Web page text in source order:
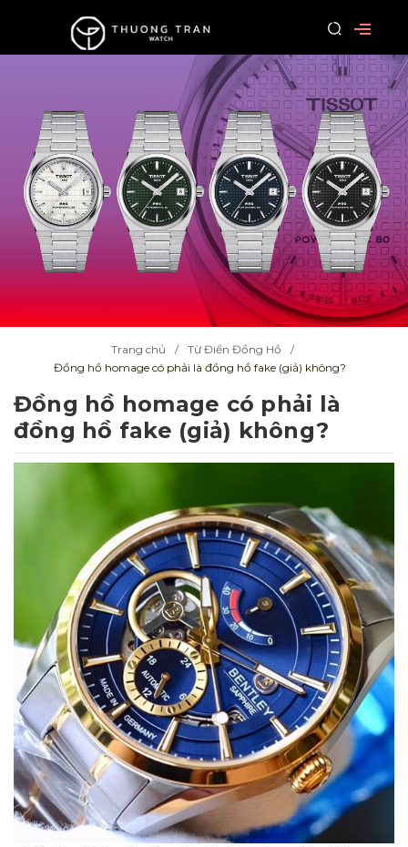
Trang chủ
Từ Điển Đồng Hồ
Đồng hồ homage có phải là đồng hồ fake (giả) không?
Đồng hồ homage có phải là
đồng hồ fake (giả) không?